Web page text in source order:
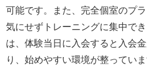
可能です。また、完全個室のプ
気にせずトレーニングに集中で
は、体験当日に入会すると入会
り、始めやすい環境が整っていま